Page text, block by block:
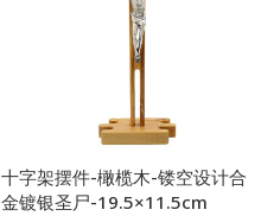
十字架摆件-橄榄木-镂空设计合
金镀银圣尸-19.5×11.5cm